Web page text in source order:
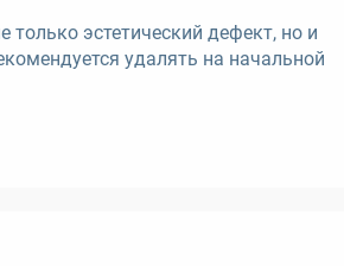
эстетический дефект, но и
удалять на начальной